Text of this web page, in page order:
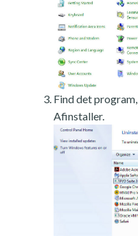
Find det
Afinstaller.